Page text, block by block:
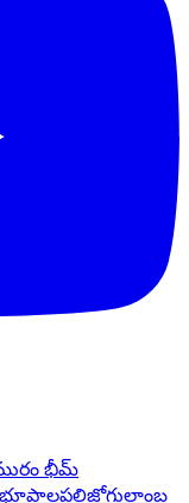
భీమ్
జోగులాంబ